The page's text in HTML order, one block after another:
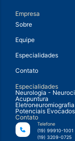
Empresa
Sobre
Equipe
Especialidades
Contato
Especialidades
Neurologia -
Acupuntura
Potenciais Evocados
Contato
Telefone
(19) 99910-1001
(19) 3209-0725